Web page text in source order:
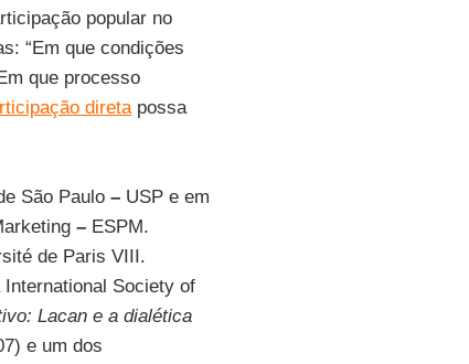
popular no
“Em que condições
que processo
diretapossa
São Paulo – USP e em
–ESPM.
de Paris VIII.
Society of
Lacan e a dialética
e um dos